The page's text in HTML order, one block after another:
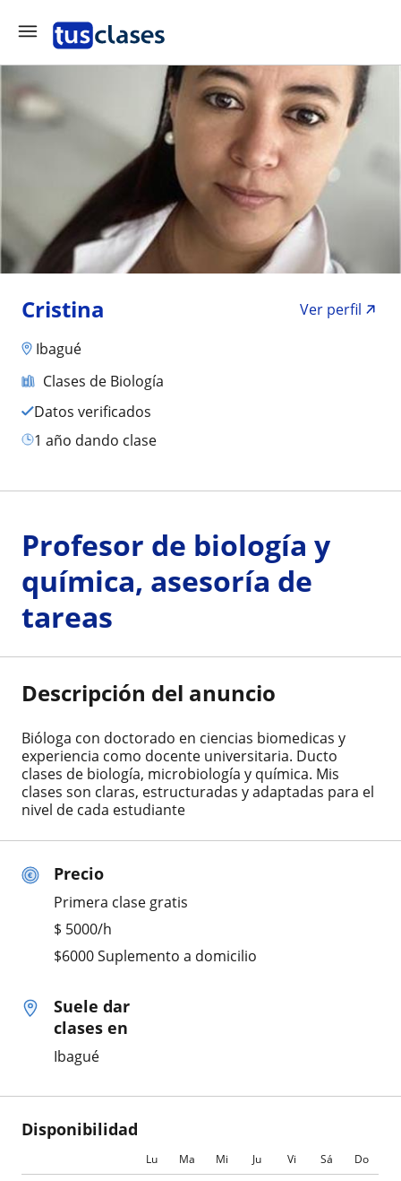
Cristina
Ver perfil
Ibagué
Clases de Biología
Datos verificados
1 año dando clase
Precio
Primera clase gratis
$ 5000/h
$6000 Suplemento a domicilio
Suele dar
clases en
Ibagué
Disponibilidad
Lu Ma Mi Ju Vi Sá Do
Profesor de biología y
química, asesoría de
tareas
Descripción del anuncio
Bióloga con doctorado en ciencias biomedicas y
experiencia como docente universitaria. Ducto
clases de biología, microbiología y química. Mis
clases son claras, estructuradas y adaptadas para el
nivel de cada estudiante